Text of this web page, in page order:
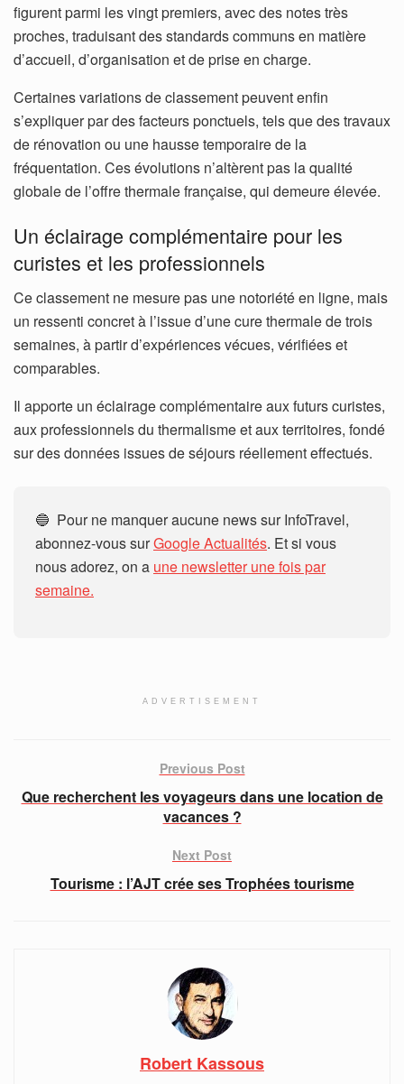
figurent parmi les vingt premiers, avec des notes très
proches, traduisant des standards communs en matière
d’accueil, d’organisation et de prise en charge.
Certaines variations de classement peuvent enfin
s’expliquer par des facteurs ponctuels, tels que des travaux
de rénovation ou une hausse temporaire de la
fréquentation. Ces évolutions n’altèrent pas la qualité
globale de l’offre thermale française, qui demeure élevée.
Un éclairage complémentaire pour les
curistes et les professionnels
Ce classement ne mesure pas une notoriété en ligne, mais
un ressenti concret à l’issue d’une cure thermale de trois
semaines, à partir d’expériences vécues, vérifiées et
comparables.
Il apporte un éclairage complémentaire aux futurs curistes,
aux professionnels du thermalisme et aux territoires, fondé
sur des données issues de séjours réellement effectués.
🔵 Pour ne manquer aucune news sur InfoTravel,
abonnez-vous surGoogle Actualités. Et si vous
nous adorez, on a une newsletter une fois par
semaine.
ADVERTISEMENT
Previous Post
Que recherchent les voyageurs dans une location de
vacances ?
Next Post
Tourisme : l’AJT crée ses Trophées tourisme
Robert Kassous